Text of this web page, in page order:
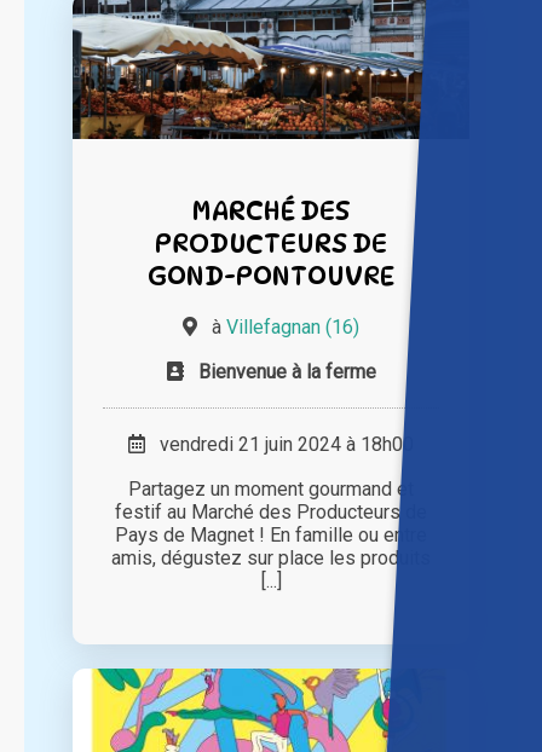
MARCHÉ DES
PRODUCTEURS DE
GOND-PONTOUVRE
à Villefagnan (16)
Bienvenue à la ferme
vendredi 21 juin 2024 à 18h00
Partagez un moment gourmand et
festif au Marché des Producteurs de
Pays de Magnet ! En famille ou entre
amis, dégustez sur place les produits
[...]